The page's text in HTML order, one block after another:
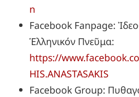
n
Facebook Fanpage:
Ἑλληνικόν Πνεῦμα:
https://
HIS.ANASTASAKIS
Facebook Group: